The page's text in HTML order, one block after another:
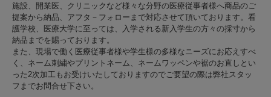
施設、開業医、クリニックなど様々な分野の医療従事者様へ商品のご
提案から納品、アフタ－フォローまで対応させて頂いております。看
護学校、医療大学に至っては、入学される新入学生の方々の採寸から
納品までを賜っております。
また、現場で働く医療従事者様や学生様の多様なニーズにお応えすべ
く、ネーム刺繍やプリントネーム、ネームワッペンや裾のお直しとい
った2次加工もお受けいたしておりますのでご要望の際は弊社スタッ
フまでお問合せ下さい。